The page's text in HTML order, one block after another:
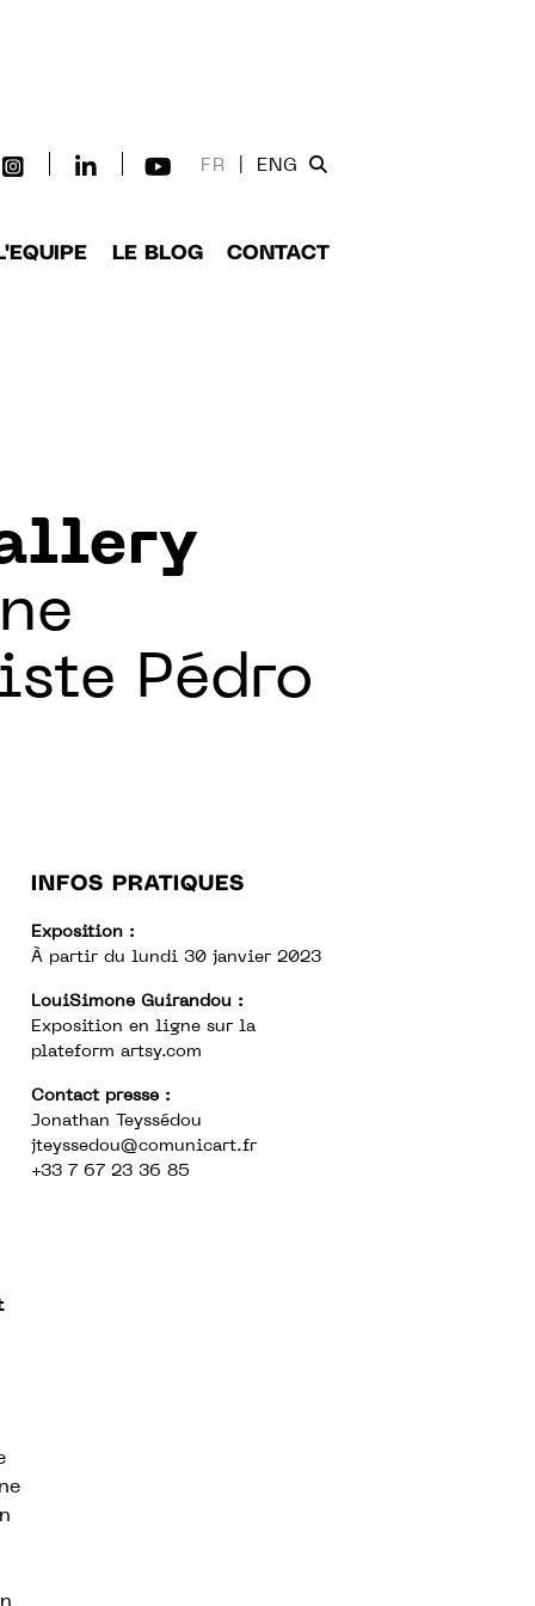
FR ENG
LE BLOG CONTACT
Pédro
INFOS PRATIQUES
Exposition :
À partir du lundi 30 janvier 2023
LouiSimone Guirandou :
Exposition en ligne sur la
plateform artsy.com
Contact presse :
Jonathan Teyssédou
jteyssedou@comunicart.fr
+33 7 67 23 36 85